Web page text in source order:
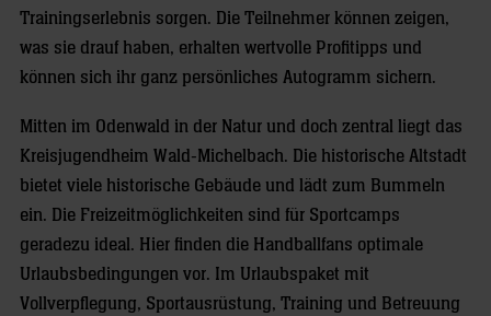
Trainingserlebnis sorgen. Die Teilnehmer können zeigen,
was sie drauf haben, erhalten wertvolle Profitipps und
können sich ihr ganz persönliches Autogramm sichern.
Mitten im Odenwald in der Natur und doch zentral liegt das
Kreisjugendheim Wald-Michelbach. Die historische Altstadt
bietet viele historische Gebäude und lädt zum Bummeln
ein. Die Freizeitmöglichkeiten sind für Sportcamps
geradezu ideal. Hier finden die Handballfans optimale
Urlaubsbedingungen vor. Im Urlaubspaket mit
Vollverpflegung, Sportausrüstung, Training und Betreuung